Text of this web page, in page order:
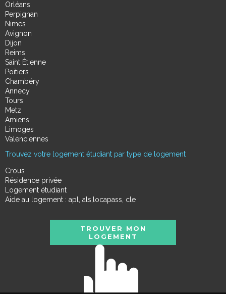
Orléans
Perpignan
Nimes
Avignon
Dijon
Reims
Saint Étienne
Poitiers
Chambéry
Annecy
Tours
Metz
Amiens
Limoges
Valenciennes
Trouvez votre logement étudiant par type de logement
Crous
Résidence privée
Logement étudiant
Aide au logement : apl, als,locapass, cle
TROUVER MON
LOGEMENT